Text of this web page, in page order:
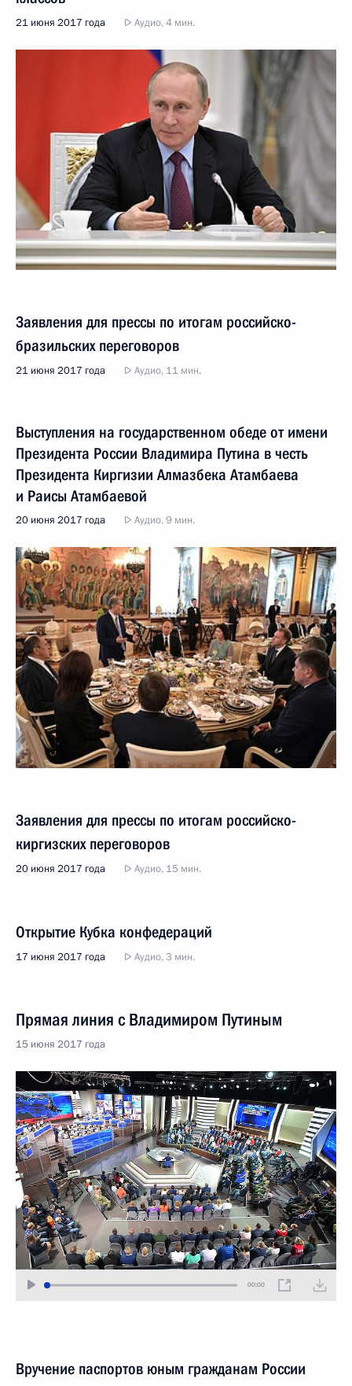
21 июня 2017 года Аудио, 4 мин.
Заявления для прессы по итогам российско-
бразильских переговоров
21 июня 2017 года Аудио, 11 мин.
Выступления на государственном обеде от имени
Президента России Владимира Путина в честь
Президента Киргизии Алмазбека Атамбаева
и Раисы Атамбаевой
20 июня 2017 года Аудио, 9 мин.
Заявления для прессы по итогам российско-
киргизских переговоров
20 июня 2017 года Аудио, 15 мин.
Открытие Кубка конфедераций
17 июня 2017 года Аудио, 3 мин.
Прямая линия с Владимиром Путиным
15 июня 2017 года
00:00
Вручение паспортов юным гражданам России